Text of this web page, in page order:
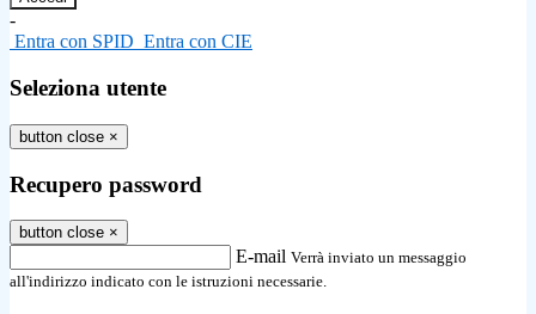
-
Entra con SPID Entra con CIE
Seleziona utente
button close ×
Recupero password
button close ×
E-mail Verrà inviato un messaggio
all'indirizzo indicato con le istruzioni necessarie.